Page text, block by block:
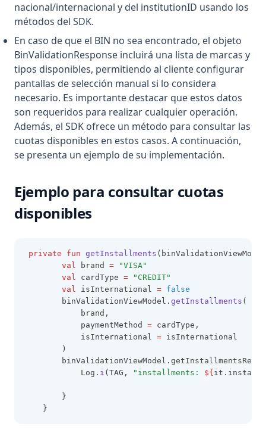
nacional/internacional y del institutionID usando los
métodos del SDK.
En caso de que el BIN no sea encontrado, el objeto
BinValidationResponse incluirá una lista de marcas y
tipos disponibles, permitiendo al cliente configurar
pantallas de selección manual si lo considera
necesario. Es importante destacar que estos datos
son requeridos para realizar cualquier operación.
Además, el SDK ofrece un método para consultar las
cuotas disponibles en estos casos. A continuación,
se presenta un ejemplo de su implementación.
Ejemplo para consultar cuotas
disponibles
private fun getInstallments
val brand =
"VISA"
val cardType =
"CREDIT"
val isInternational = false
        binValidationViewModel.
getInstallments (
            brand,
            paymentMethod
= cardType,
            isInternational
= isInternational
        )
            Log.
i (TAG, "installments: ${
        }
    }